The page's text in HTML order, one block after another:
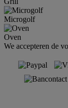
Microgolf
Oven
We accepteren de